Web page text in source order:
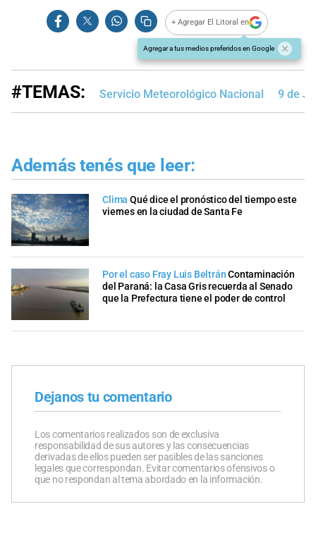
+ Agregar El Litoral en
Agregar a tus medios preferidos en Google
#TEMAS: Servicio Meteorológico Nacional 9 de
Además tenés que leer:
Clima Qué dice el pronóstico del tiempo este
viernes en la ciudad de Santa Fe
Por el caso Fray Luis BeltránContaminación
del Paraná: la Casa Gris recuerda al Senado
que la Prefectura tiene el poder de control
Dejanos tu comentario
Los comentarios realizados son de exclusiva
responsabilidad de sus autores y las consecuencias
derivadas de ellos pueden ser pasibles de las sanciones
legales que correspondan. Evitar comentarios ofensivos o
que no respondan al tema abordado en la información.